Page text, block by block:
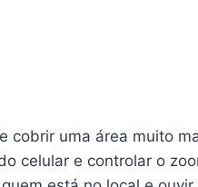
cobrir uma área muito
celular e controlar o